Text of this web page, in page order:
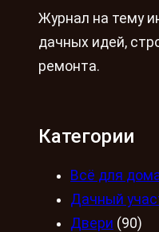
Журнал на тему
дачных идей,
ремонта.
Категории
Всё для
Дачный
Двери (90)